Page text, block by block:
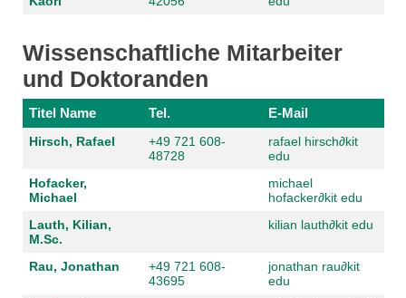
Wissenschaftliche Mitarbeiter
und Doktoranden
Titel Name Tel. E-Mail
Hirsch, Rafael
+49 721 608-
48728
rafael hirsch∂kit
edu
Hofacker,
Michael
michael
hofacker∂kit edu
Lauth, Kilian,
M.Sc.
kilian lauth∂kit edu
Rau, Jonathan
+49 721 608-
43695
jonathan rau∂kit
edu